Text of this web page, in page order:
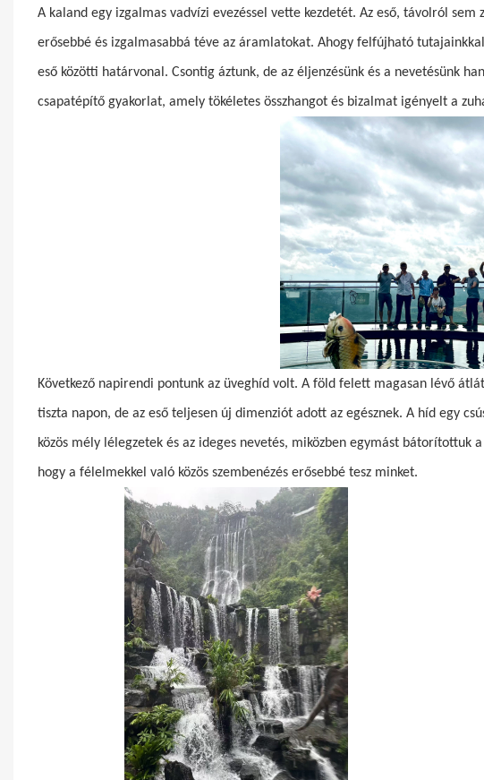
A kaland egy izgalmas vadvízi evezéssel vette kezdetét. Az eső, távolról
erősebbé és izgalmasabbá téve az áramlatokat. Ahogy felfújható
eső közötti határvonal. Csontig áztunk, de az éljenzésünk és a nevetésünk
csapatépítő gyakorlat, amely tökéletes összhangot és bizalmat igényelt a
Következő napirendi pontunk az üveghíd volt. A föld felett magasan lévő
tiszta napon, de az eső teljesen új dimenziót adott az egésznek. A híd egy
közös mély lélegzetek és az ideges nevetés, miközben egymást
hogy a félelmekkel való közös szembenézés erősebbé tesz minket.